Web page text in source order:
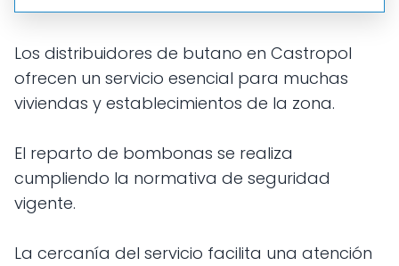
Los distribuidores de butano en Castropol
ofrecen un servicio esencial para muchas
viviendas y establecimientos de la zona.
El reparto de bombonas se realiza
cumpliendo la normativa de seguridad
vigente.
La cercanía del servicio facilita una atención